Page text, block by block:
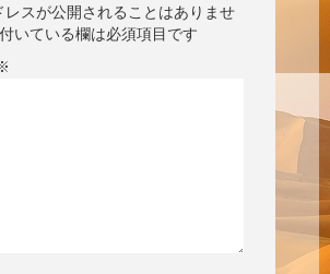
レスが公開されることはありませ
いている欄は必須項目です